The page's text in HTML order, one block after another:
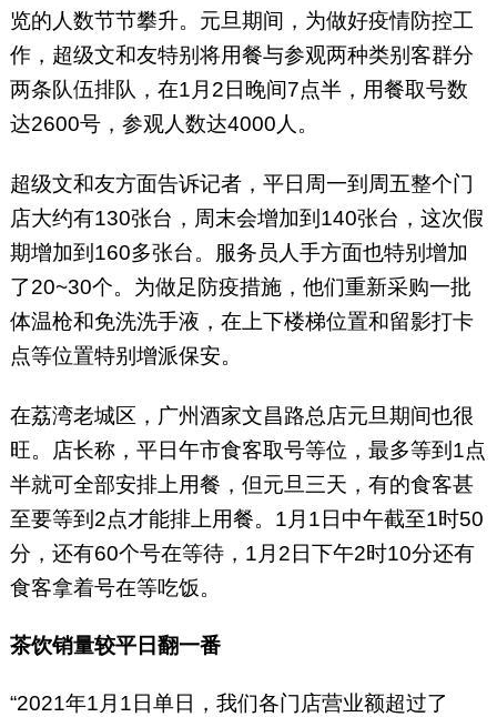
览的人数节节攀升。元旦期间，为做好疫情防控工
作，超级文和友特别将用餐与参观两种类别客群分
两条队伍排队，在1月2日晚间7点半，用餐取号数
达2600号，参观人数达4000人。
超级文和友方面告诉记者，平日周一到周五整个门
店大约有130张台，周末会增加到140张台，这次假
期增加到160多张台。服务员人手方面也特别增加
了20~30个。为做足防疫措施，他们重新采购一批
体温枪和免洗洗手液，在上下楼梯位置和留影打卡
点等位置特别增派保安。
在荔湾老城区，广州酒家文昌路总店元旦期间也很
旺。店长称，平日午市食客取号等位，最多等到1点
半就可全部安排上用餐，但元旦三天，有的食客甚
至要等到2点才能排上用餐。1月1日中午截至1时50
分，还有60个号在等待，1月2日下午2时10分还有
食客拿着号在等吃饭。
茶饮销量较平日翻一番
“2021年1月1日单日，我们各门店营业额超过了